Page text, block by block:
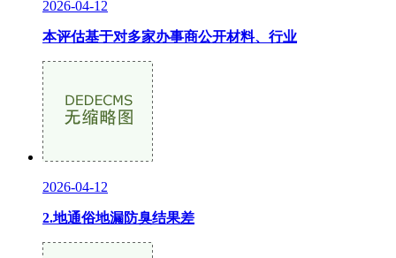
2026-04-12
本评估基于对多家办事商公开材料、行业
2026-04-12
2.地通俗地漏防臭结果差